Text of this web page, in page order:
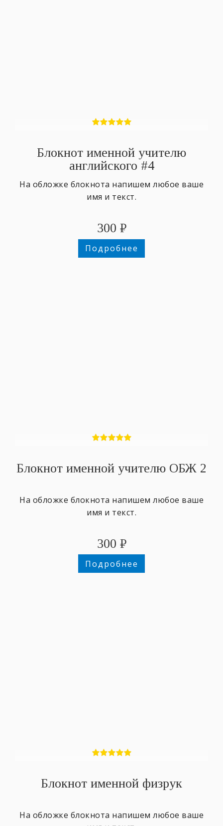
Блокнот именной учителю
английского #4
На обложке блокнота напишем любое ваше
имя и текст.
300 ₽
Подробнее
Блокнот именной учителю ОБЖ 2
На обложке блокнота напишем любое ваше
имя и текст.
300 ₽
Подробнее
Блокнот именной физрук
На обложке блокнота напишем любое ваше